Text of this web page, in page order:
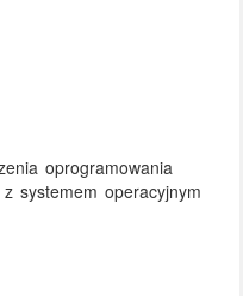
oprogramowania
z systemem operacyjnym